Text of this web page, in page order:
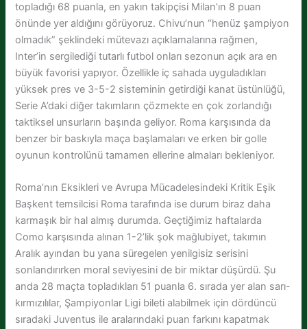
topladığı 68 puanla, en yakın takipçisi Milan’ın 8 puan
önünde yer aldığını görüyoruz. Chivu’nun “henüz şampiyon
olmadık” şeklindeki mütevazı açıklamalarına rağmen,
Inter’in sergilediği tutarlı futbol onları sezonun açık ara en
büyük favorisi yapıyor. Özellikle iç sahada uyguladıkları
yüksek pres ve 3-5-2 sisteminin getirdiği kanat üstünlüğü,
Serie A’daki diğer takımların çözmekte en çok zorlandığı
taktiksel unsurların başında geliyor. Roma karşısında da
benzer bir baskıyla maça başlamaları ve erken bir golle
oyunun kontrolünü tamamen ellerine almaları bekleniyor.
Roma’nın Eksikleri ve Avrupa Mücadelesindeki Kritik Eşik
Başkent temsilcisi Roma tarafında ise durum biraz daha
karmaşık bir hal almış durumda. Geçtiğimiz haftalarda
Como karşısında alınan 1-2’lik şok mağlubiyet, takımın
Aralık ayından bu yana süregelen yenilgisiz serisini
sonlandırırken moral seviyesini de bir miktar düşürdü. Şu
anda 28 maçta topladıkları 51 puanla 6. sırada yer alan sarı-
kırmızılılar, Şampiyonlar Ligi bileti alabilmek için dördüncü
sıradaki Juventus ile aralarındaki puan farkını kapatmak